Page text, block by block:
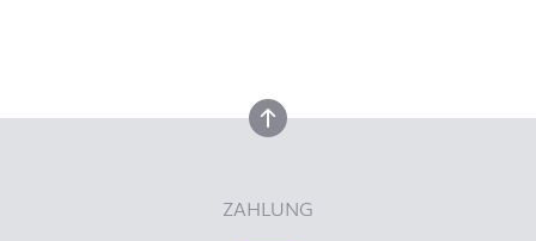
nach oben
ZAHLUNG